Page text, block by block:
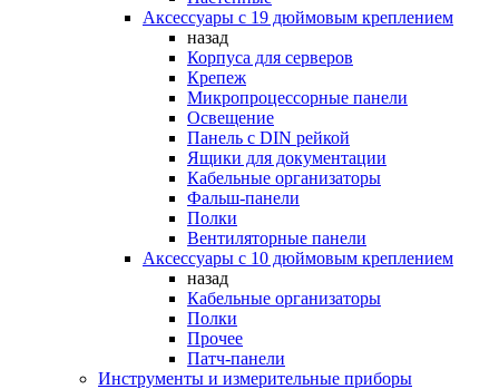
Аксессуары с 19 дюймовым креплением
назад
Корпуса для серверов
Крепеж
Микропроцессорные панели
Освещение
Панель с DIN рейкой
Ящики для документации
Кабельные организаторы
Фальш-панели
Полки
Вентиляторные панели
Аксессуары с 10 дюймовым креплением
назад
Кабельные организаторы
Полки
Прочее
Патч-панели
Инструменты и измерительные приборы